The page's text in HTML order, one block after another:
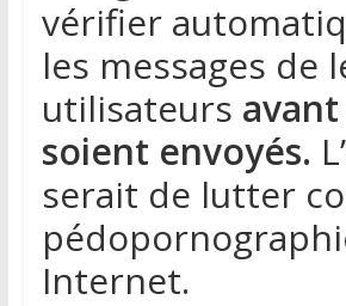
vérifier
les messages de
utilisateurs avant
soient envoyés.
serait de lutter
Internet.